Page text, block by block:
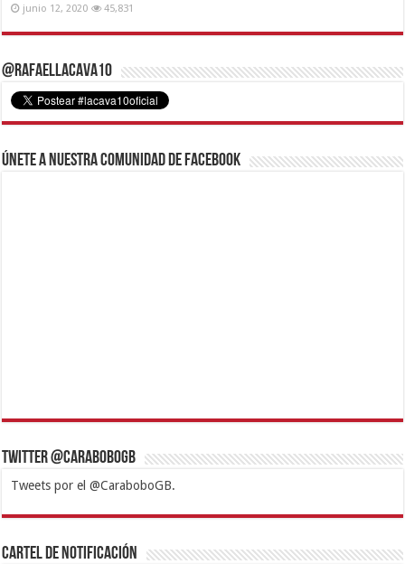
junio 12, 2020 45,831
@RafaelLacava10
Únete a nuestra comunidad de Facebook
Twitter @CaraboboGB
Tweets por el @CaraboboGB.
1xbetBetturkeyBetistKralbetSupertotobetTipobetMatadorbetMariobet
https://mvbcasino.com/
Cartel de Notificación